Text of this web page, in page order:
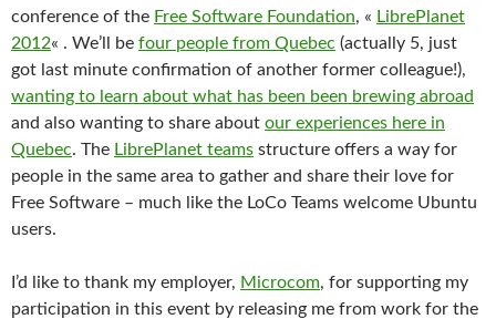
conference of the Free Software Foundation, « LibrePlanet
2012« . We’ll be four people from Quebec (actually 5, just
got last minute confirmation of another former colleague!),
wanting to learn about what has been been brewing abroad
and also wanting to share about our experiences here in
Quebec. The LibrePlanet teams structure offers a way for
people in the same area to gather and share their love for
Free Software – much like the LoCo Teams welcome Ubuntu
users.
I’d like to thank my employer, Microcom, for supporting my
participation in this event by releasing me from work for the